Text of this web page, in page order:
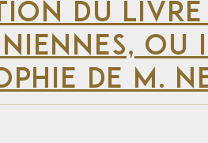
DU
OU
DE M.